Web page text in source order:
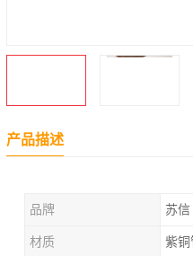
产品描述
品牌 苏信
材质 紫铜